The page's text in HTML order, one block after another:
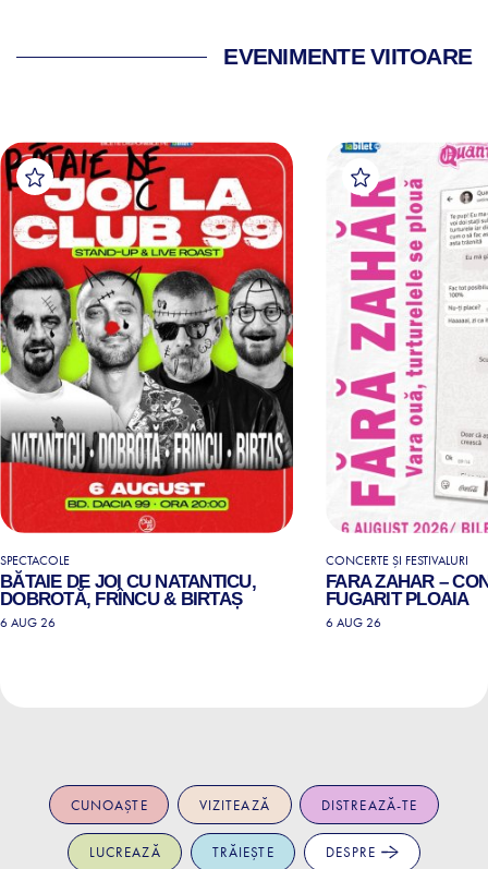
EVENIMENTE VIITOARE
SPECTACOLE
BĂTAIE DE JOI CU NATANTICU,
DOBROTĂ, FRÎNCU & BIRTAȘ
6 AUG 26
CONCERTE ȘI FESTIVALURI
FARA ZAHAR –
FUGARIT PLOAIA
6 AUG 26
CUNOAȘTE VIZITEAZĂ DISTREAZĂ-TE
LUCREAZĂ TRĂIEȘTE DESPRE